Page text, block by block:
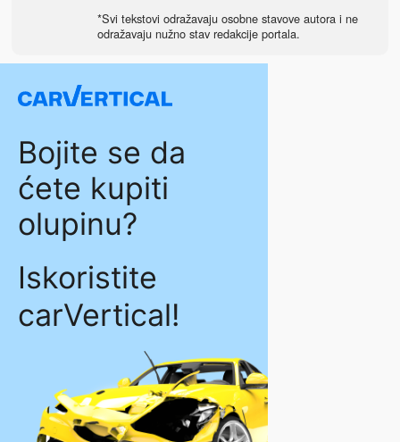
*Svi tekstovi odražavaju osobne stavove autora i ne
odražavaju nužno stav redakcije portala.